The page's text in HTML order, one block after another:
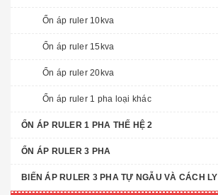
Ổn áp ruler 10kva
Ổn áp ruler 15kva
Ổn áp ruler 20kva
Ổn áp ruler 1 pha loại khác
ỔN ÁP RULER 1 PHA THẾ HỆ 2
ỔN ÁP RULER 3 PHA
BIẾN ÁP RULER 3 PHA TỰ NGẪU VÀ CÁCH LY